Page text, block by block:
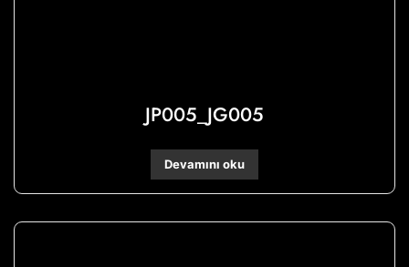
JP005_JG005
Devamını oku